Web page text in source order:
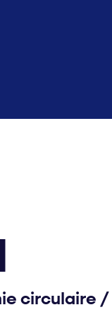
circulaire /